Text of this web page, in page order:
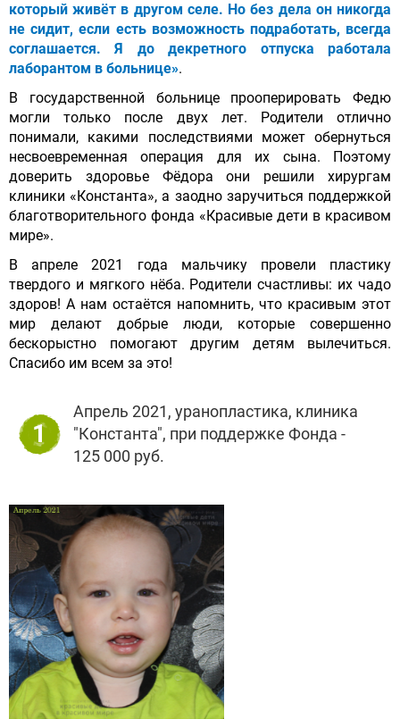
который живёт в другом селе. Но без дела он никогда
не сидит, если есть возможность подработать, всегда
соглашается. Я до декретного отпуска работала
лаборантом в больнице».
В государственной больнице прооперировать Федю
могли только после двух лет. Родители отлично
понимали, какими последствиями может обернуться
несвоевременная операция для их сына. Поэтому
доверить здоровье Фёдора они решили хирургам
клиники «Константа», а заодно заручиться поддержкой
благотворительного фонда «Красивые дети в красивом
мире».
В апреле 2021 года мальчику провели пластику
твердого и мягкого нёба. Родители счастливы: их чадо
здоров! А нам остаётся напомнить, что красивым этот
мир делают добрые люди, которые совершенно
бескорыстно помогают другим детям вылечиться.
Спасибо им всем за это!
1
Апрель 2021, уранопластика, клиника
"Константа", при поддержке Фонда -
125 000 руб.